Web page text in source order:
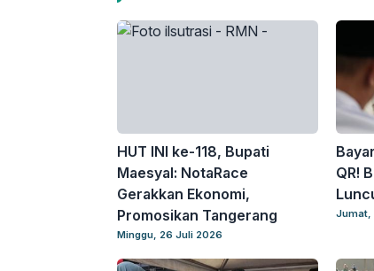
HUT INI ke-118, Bupati
Maesyal: NotaRace
Gerakkan Ekonomi,
Promosikan Tangerang
Minggu, 26 Juli 2026
QR!
Jumat,